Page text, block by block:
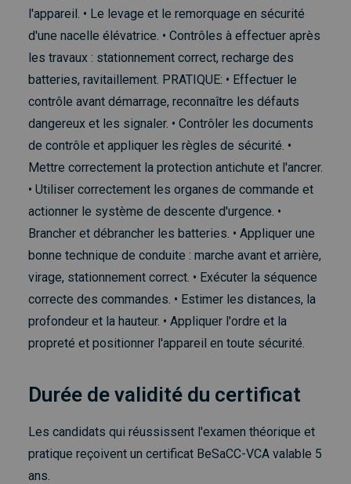
l'appareil. • Le levage et le remorquage en sécurité
d'une nacelle élévatrice. • Contrôles à effectuer après
les travaux : stationnement correct, recharge des
batteries, ravitaillement. PRATIQUE: • Effectuer le
contrôle avant démarrage, reconnaître les défauts
dangereux et les signaler. • Contrôler les documents
de contrôle et appliquer les règles de sécurité. •
Mettre correctement la protection antichute et l'ancrer.
• Utiliser correctement les organes de commande et
actionner le système de descente d'urgence. •
Brancher et débrancher les batteries. • Appliquer une
bonne technique de conduite : marche avant et arrière,
virage, stationnement correct. • Exécuter la séquence
correcte des commandes. • Estimer les distances, la
profondeur et la hauteur. • Appliquer l'ordre et la
propreté et positionner l'appareil en toute sécurité.
Durée de validité du certificat
Les candidats qui réussissent l'examen théorique et
pratique reçoivent un certificat BeSaCC-VCA valable 5
ans.